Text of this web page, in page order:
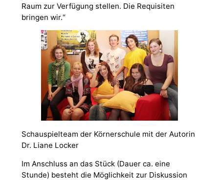
Raum zur Verfügung stellen. Die Requisiten
bringen wir.“
Schauspielteam der Körnerschule mit der Autorin
Dr. Liane Locker
Im Anschluss an das Stück (Dauer ca. eine
Stunde) besteht die Möglichkeit zur Diskussion